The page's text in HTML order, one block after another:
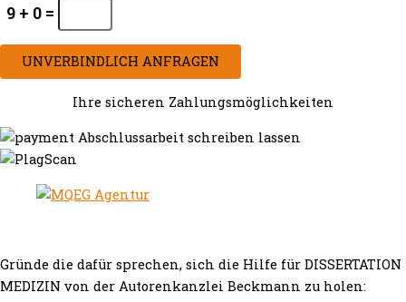
9 + 0 =
UNVERBINDLICH ANFRAGEN
Ihre sicheren Zahlungsmöglichkeiten
Gründe die dafür sprechen, sich die Hilfe für DISSERTATION
MEDIZIN von der Autorenkanzlei Beckmann zu holen: